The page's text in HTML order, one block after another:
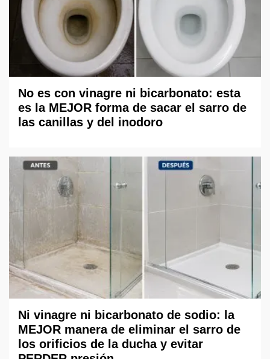
No es con vinagre ni bicarbonato: esta
es la MEJOR forma de sacar el sarro de
las canillas y del inodoro
Ni vinagre ni bicarbonato de sodio: la
MEJOR manera de eliminar el sarro de
los orificios de la ducha y evitar